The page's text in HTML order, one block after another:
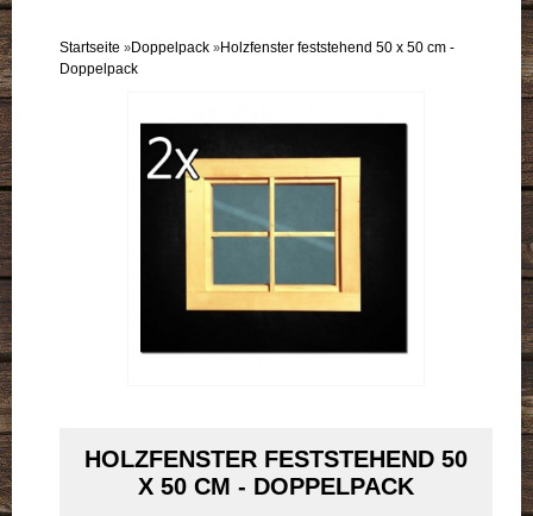
Einzelflügel
Doppelflügel
Startseite »Doppelpack »Holzfenster feststehend 50 x 50 cm -
Doppelpack
HOLZFENSTER FESTSTEHEND 50
X 50 CM - DOPPELPACK